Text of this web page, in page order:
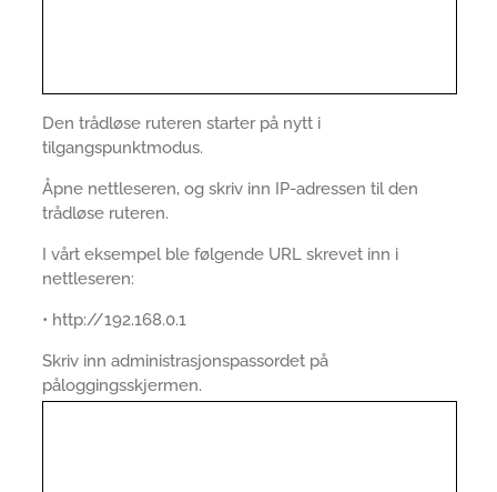
Den trådløse ruteren starter på nytt i
tilgangspunktmodus.
Åpne nettleseren, og skriv inn IP-adressen til den
trådløse ruteren.
I vårt eksempel ble følgende URL skrevet inn i
nettleseren:
• http://192.168.0.1
Skriv inn administrasjonspassordet på
påloggingsskjermen.